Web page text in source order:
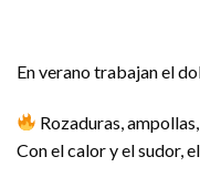
En verano trabajan el
Rozaduras,
Con el calor y el sudor,